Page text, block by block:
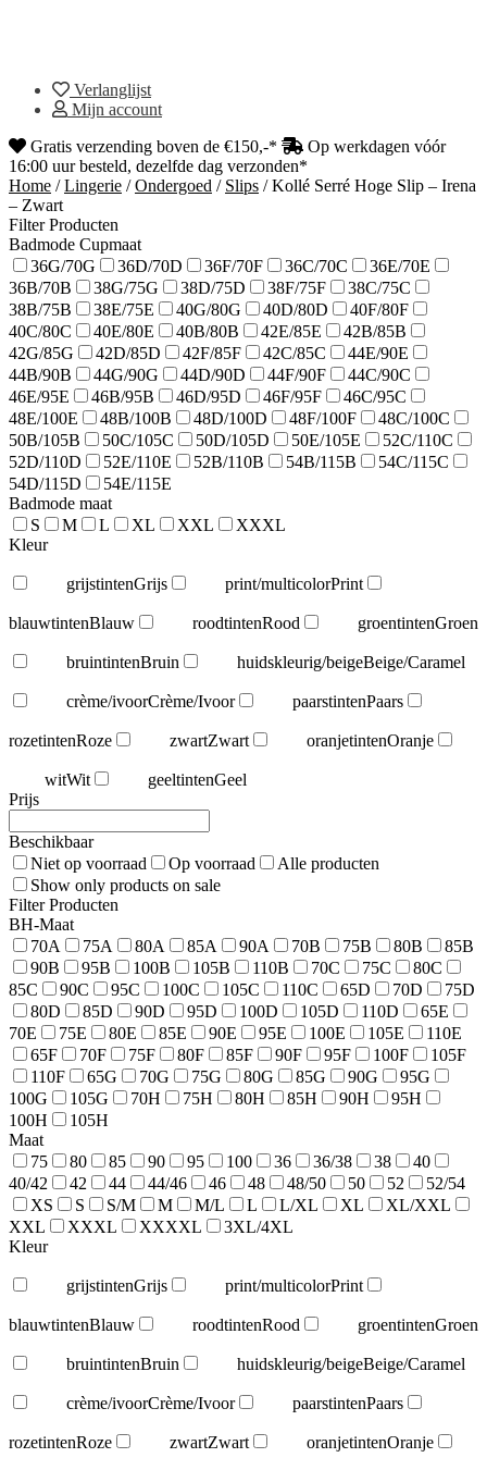
Verlanglijst
Mijn account
Gratis verzending boven de €150,-*
Op werkdagen vóór
16:00 uur besteld, dezelfde dag verzonden*
Home /Lingerie /Ondergoed / Slips /Kollé Serré Hoge Slip – Irena
– Zwart
Filter Producten
Badmode Cupmaat
36G/70G
36D/70D 36F/70F 36C/70C
36E/70E
36B/70B
38G/75G 38D/75D 38F/75F
38C/75C
38B/75B
38E/75E 40G/80G 40D/80D
40F/80F
40C/80C
40E/80E 40B/80B 42E/85E
42B/85B
42G/85G
42D/85D 42F/85F 42C/85C
44E/90E
44B/90B
44G/90G 44D/90D 44F/90F
44C/90C
46E/95E
46B/95B 46D/95D 46F/95F
46C/95C
48E/100E
48B/100B 48D/100D 48F/100F
48C/100C
50B/105B
50C/105C 50D/105D 50E/105E
52C/110C
52D/110D
52E/110E 52B/110B 54B/115B
54C/115C
54D/115D
54E/115E
Badmode maat
S
M L XL XXL
XXXL
Kleur
grijstintenGrijs print/multicolorPrint
blauwtintenBlauw roodtintenRood groentintenGroen
bruintintenBruin huidskleurig/beigeBeige/Caramel
crème/ivoorCrème/Ivoor paarstintenPaars
rozetintenRoze zwartZwart oranjetintenOranje
witWit geeltintenGeel
Prijs
Beschikbaar
Niet op voorraad
Op voorraad
Alle producten
Show only products on sale
Filter Producten
BH-Maat
70A
75A 80A 85A 90A 70B 75B 80B
85B
90B
95B 100B 105B 110B 70C 75C
80C
85C
90C 95C 100C 105C 110C 65D 70D
75D
80D
85D 90D 95D 100D 105D 110D
65E
70E
75E 80E 85E 90E 95E 100E 105E
110E
65F
70F 75F 80F 85F 90F 95F 100F
105F
110F
65G 70G 75G 80G 85G 90G
95G
100G
105G 70H 75H 80H 85H 90H
95H
100H
105H
Maat
75
80 85 90 95 100 36 36/38 38
40
40/42
42 44 44/46 46 48 48/50 50 52
52/54
XS
S S/M M M/L L L/XL XL
XL/XXL
XXL
XXXL XXXXL
3XL/4XL
Kleur
grijstintenGrijs print/multicolorPrint
blauwtintenBlauw roodtintenRood groentintenGroen
bruintintenBruin huidskleurig/beigeBeige/Caramel
crème/ivoorCrème/Ivoor paarstintenPaars
rozetintenRoze zwartZwart oranjetintenOranje